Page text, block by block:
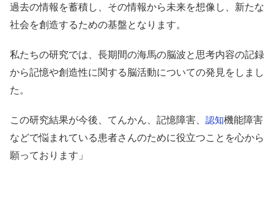
過去の情報を蓄積し、その情報から未来を想像し、新たな
社会を創造するための基盤となります。
私たちの研究では、長期間の海馬の脳波と思考内容の記録
から記憶や創造性に関する脳活動についての発見をしまし
た。
この研究結果が今後、てんかん、記憶障害、 認知機能障害
などで悩まれている患者さんのために役立つことを心から
願っております」